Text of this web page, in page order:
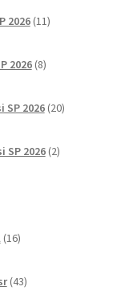
2026 11izdelkov
2026 8izdelkov
2026 20izdelkov
SP 2026 2izdelka
16izdelkov
43izdelkov